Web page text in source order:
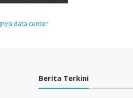
data center
Berita Terkini